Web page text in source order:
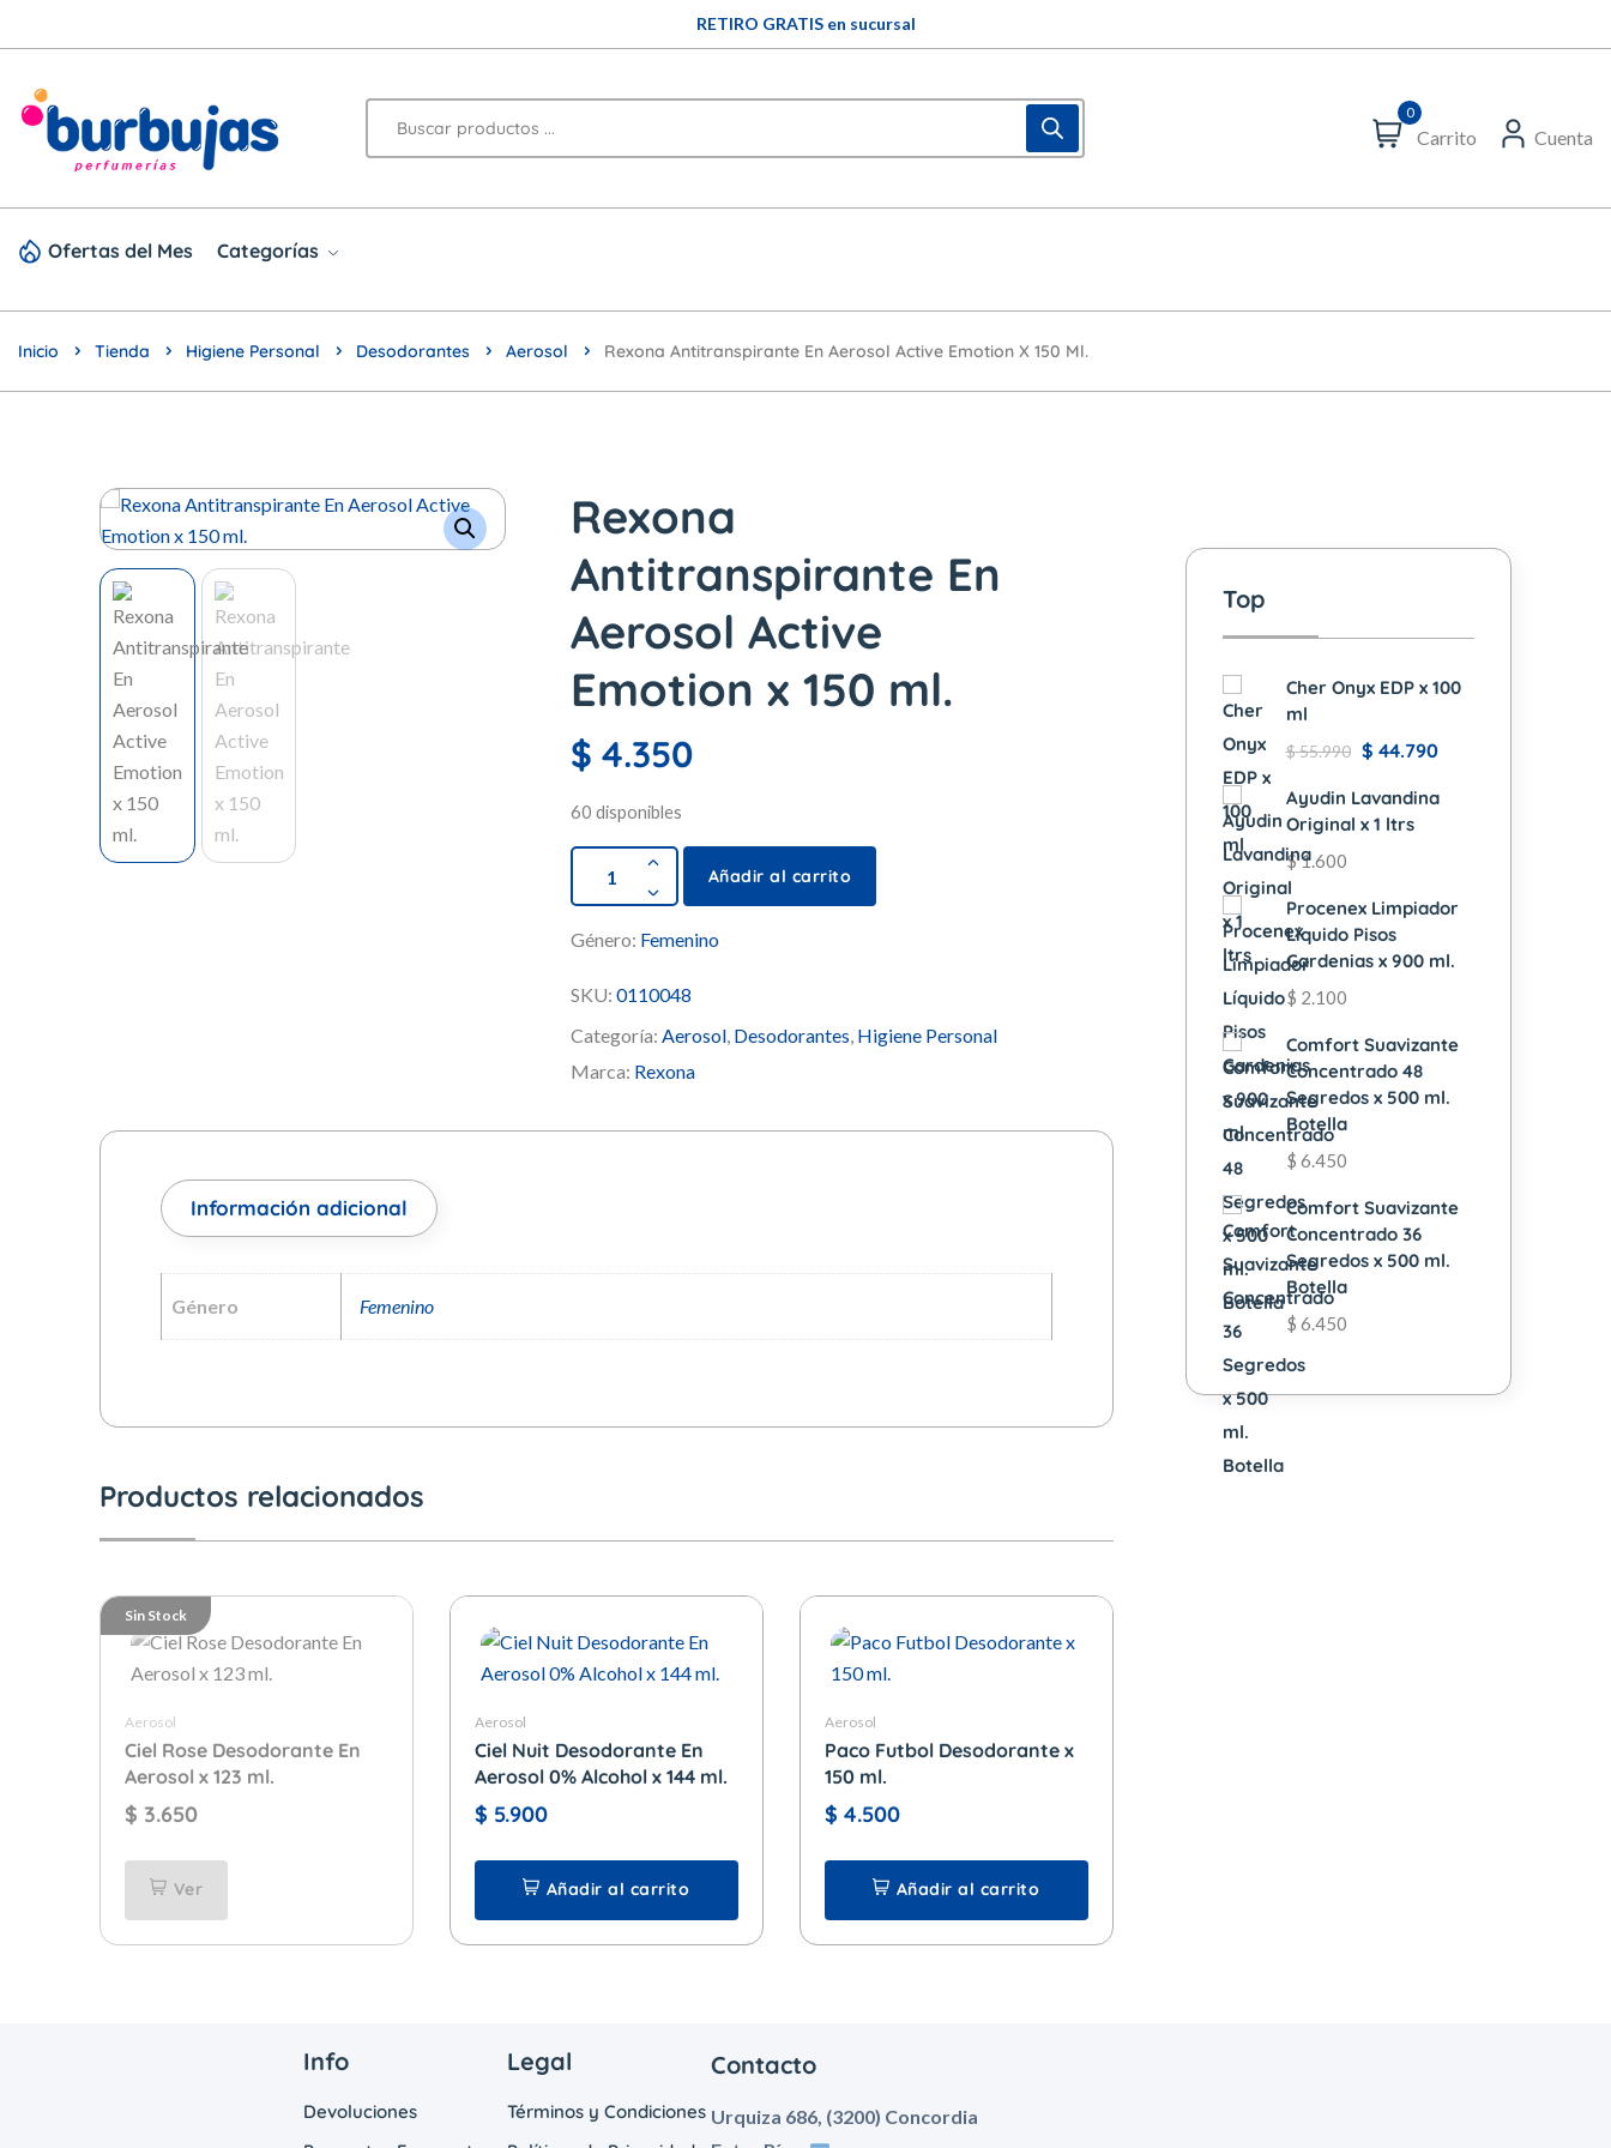
RETIRO GRATIS en sucursal
0
Carrito Cuenta
Ofertas del Mes Categorías
Inicio Tienda Higiene Personal Desodorantes Aerosol Rexona Antitranspirante En Aerosol Active Emotion X 150 Ml.
Rexona
Antitranspirante En
Aerosol Active
Emotion x 150 ml.
$ 4.350
60 disponibles
Añadir al carrito
Género: Femenino
SKU: 0110048
Categoría: Aerosol, Desodorantes, Higiene Personal
Marca: Rexona
Información adicional
Género Femenino
Productos relacionados
Sin Stock
Aerosol
Ciel Rose Desodorante En
Aerosol x 123 ml.
$ 3.650
Ver
Aerosol
Ciel Nuit Desodorante En
Aerosol 0% Alcohol x 144 ml.
$ 5.900
Añadir al carrito
Aerosol
Paco Futbol Desodorante x
150 ml.
$ 4.500
Añadir al carrito
Top
Cher Onyx EDP x 100
ml
$55.990 $ 44.790
Ayudin Lavandina
Original x 1 ltrs
$1.600
Procenex Limpiador
Líquido Pisos
Gardenias x 900 ml.
$ 2.100
Comfort Suavizante
Concentrado 48
Segredos x 500 ml.
Botella
$ 6.450
Comfort Suavizante
Concentrado 36
Segredos x 500 ml.
Botella
$ 6.450
Info
Devoluciones
Legal
Términos y Condiciones
Contacto
Urquiza 686, (3200) Concordia